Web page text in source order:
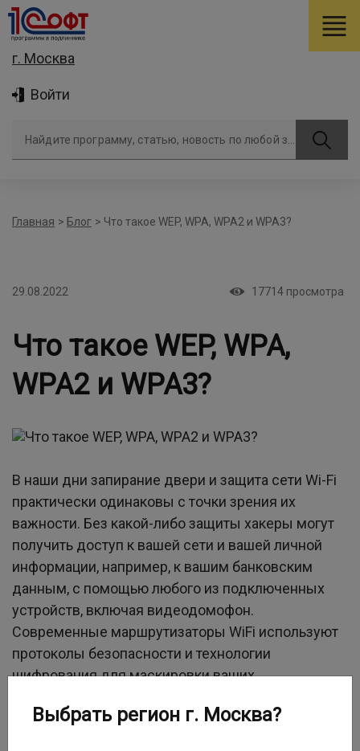
г. Москва
Войти
Главная > Блог > Что такое WEP, WPA, WPA2 и WPA3?
29.08.2022 17714просмотра
Что такое WEP, WPA,
WPA2 и WPA3?
В наши дни запирание двери и защита сети Wi-Fi
практически одинаковы с точки зрения их
важности. Без какой-либо защиты хакеры могут
получить доступ к вашей сети и вашей личной
информации, например, к вашим банковским
данным, с помощью любого из подключенных
устройств, включая видеодомофон.
Современные маршрутизаторы WiFi используют
протоколы безопасности и технологии
шифрования для маскировки ваших
защитить себя. Чтобы выбрать правильные
Выбрать регион г. Москва?